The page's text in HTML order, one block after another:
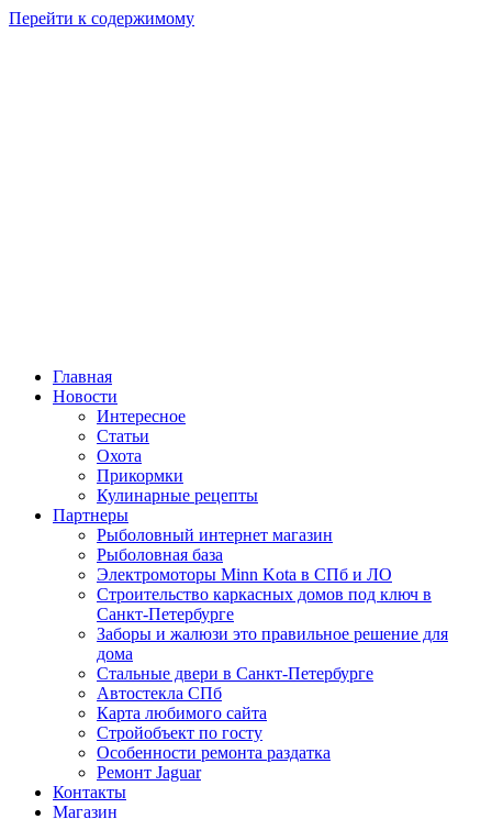
Перейти к содержимому
Главная
Новости
Интересное
Статьи
Охота
Прикормки
Кулинарные рецепты
Партнеры
Рыболовный интернет магазин
Рыболовная база
Электромоторы Minn Kota в СПб и ЛО
Строительство каркасных домов под ключ в
Санкт-Петербурге
Заборы и жалюзи это правильное решение для
дома
Стальные двери в Санкт-Петербурге
Автостекла СПб
Карта любимого сайта
Стройобъект по госту
Особенности ремонта раздатка
Ремонт Jaguar
Контакты
Магазин